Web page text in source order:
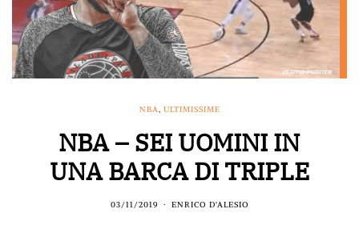
NBA, ULTIMISSIME
NBA – SEI UOMINI IN
UNA BARCA DI TRIPLE
03/11/2019 ENRICO D'ALESIO